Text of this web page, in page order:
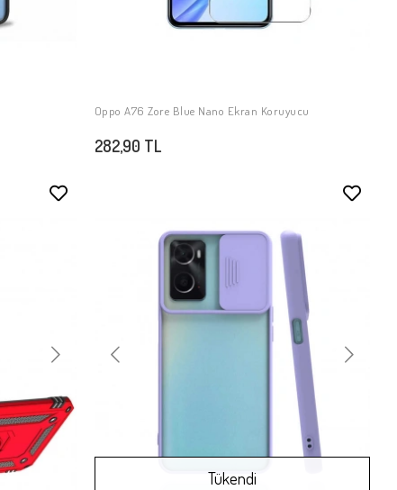
SEPETE EKLE
Oppo A76 Zore Blue Nano Ekran Koruyucu
282,90 TL
Stokta Yok
Tükendi